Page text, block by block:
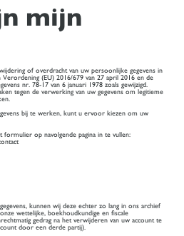
mijn
of overdracht van uw persoonlijke gegevens in
(EU) 2016/679 van 27 april 2016 en de
nr. 78-17 van 6 januari 1978 zoals gewijzigd.
tegen de verwerking van uw gegevens om legitieme
bij te werken, kunt u ervoor kiezen om uw
op navolgende pagina in te vullen:
kunnen wij deze echter zo lang in ons archief
wettelijke, boekhoudkundige en fiscale
gedrag na het verwijderen van uw account te
door een derde partij).